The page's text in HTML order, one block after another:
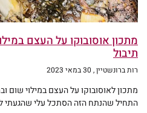
מתכון אוסובוקו על העצם
תיבול
רות ברונשטיין 30 במאי 2023
מתכון לאוסובוקו על העצם במילוי שום
התחיל שהנתח הזה הסתכל עלי שהגעתי